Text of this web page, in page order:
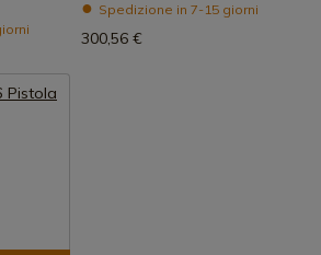
Spedizione in 7-15 giorni
300,56 €